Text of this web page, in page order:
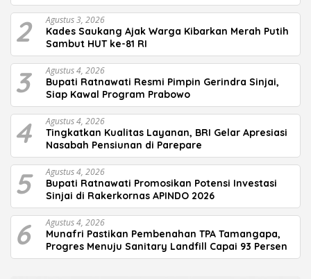
2 Agustus 3, 2026
Kades Saukang Ajak Warga Kibarkan Merah Putih
Sambut HUT ke-81 RI
3 Agustus 4, 2026
Bupati Ratnawati Resmi Pimpin Gerindra Sinjai,
Siap Kawal Program Prabowo
4 Agustus 4, 2026
Tingkatkan Kualitas Layanan, BRI Gelar Apresiasi
Nasabah Pensiunan di Parepare
5 Agustus 4, 2026
Bupati Ratnawati Promosikan Potensi Investasi
Sinjai di Rakerkornas APINDO 2026
6 Agustus 4, 2026
Munafri Pastikan Pembenahan TPA Tamangapa,
Progres Menuju Sanitary Landfill Capai 93 Persen